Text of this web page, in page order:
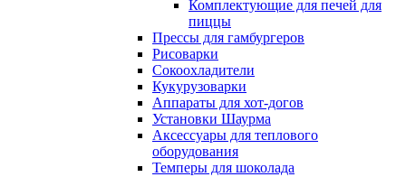
Комплектующие для печей для
пиццы
Прессы для гамбургеров
Рисоварки
Сокоохладители
Кукурузоварки
Аппараты для хот-догов
Установки Шаурма
Аксессуары для теплового
оборудования
Темперы для шоколада